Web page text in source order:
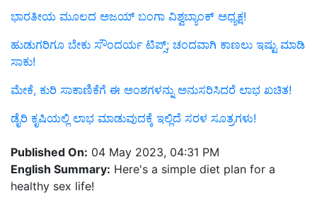
ಭಾರತೀಯ ಮೂಲದ ಅಜಯ್ ಬಂಗಾ ವಿಶ್ವಬ್ಯಾಂಕ್‌ ಅಧ್ಯಕ್ಷ!
ಹುಡುಗರಿಗೂ ಬೇಕು ಸೌಂದರ್ಯ ಟಿಪ್ಸ್‌; ಚಂದವಾಗಿ ಕಾಣಲು ಇಷ್ಟು ಮಾಡಿ
ಸಾಕು!
ಮೇಕೆ, ಕುರಿ ಸಾಕಾಣಿಕೆಗೆ ಈ ಅಂಶಗಳನ್ನು ಅನುಸರಿಸಿದರೆ ಲಾಭ ಖಚಿತ!
ಡೈರಿ ಕೃಷಿಯಲ್ಲಿ ಲಾಭ ಮಾಡುವುದಕ್ಕೆ ಇಲ್ಲಿದೆ ಸರಳ ಸೂತ್ರಗಳು!
Published On: 04 May 2023, 04:31 PM
English Summary: Here's a simple diet plan for a
healthy sex life!